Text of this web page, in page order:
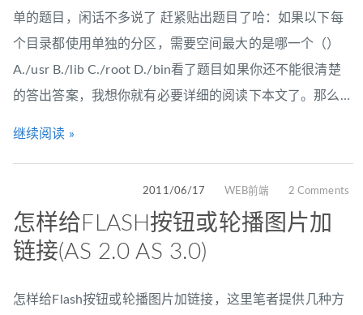
单的题目，闲话不多说了 赶紧贴出题目了哈：如果以下每
个目录都使用单独的分区，需要空间最大的是哪一个（）
A./usr B./lib C./root D./bin看了题目如果你还不能很清楚
的答出答案，我想你就有必要详细的阅读下本文了。那么…
继续阅读 »
2011/06/17 WEB前端 2 Comments
怎样给FLASH按钮或轮播图片加
链接(AS 2.0 AS 3.0)
怎样给Flash按钮或轮播图片加链接，这里笔者提供几种方